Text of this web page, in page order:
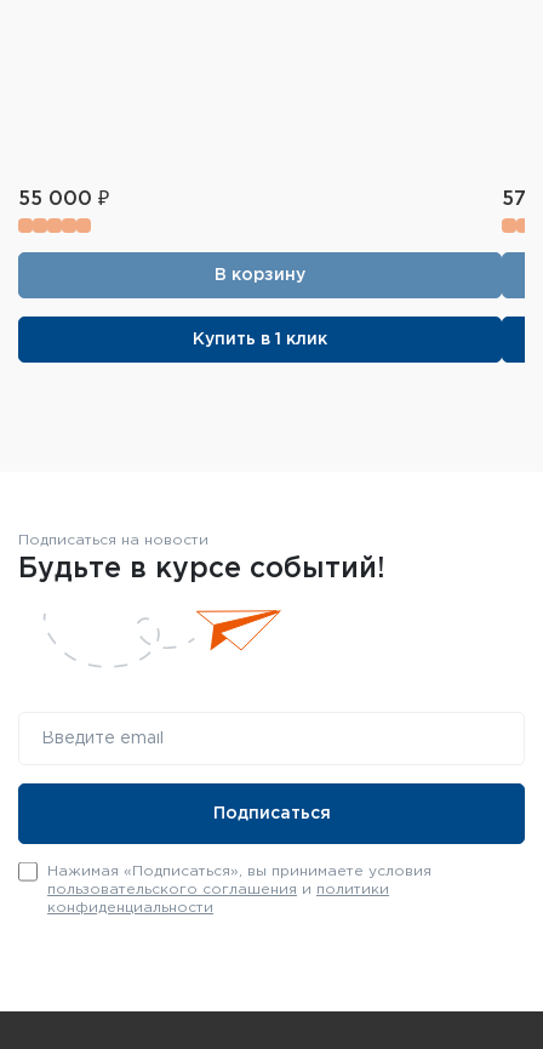
55 000 ₽
В корзину
Купить в 1 клик
57
Подписаться на новости
Будьте в курсе событий!
Нажимая «Подписаться», вы принимаете условия
пользовательского соглашения и политики
конфиденциальности